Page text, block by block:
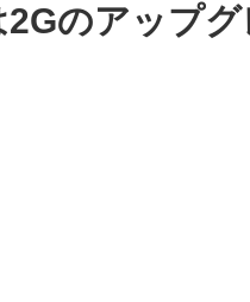
のアップ